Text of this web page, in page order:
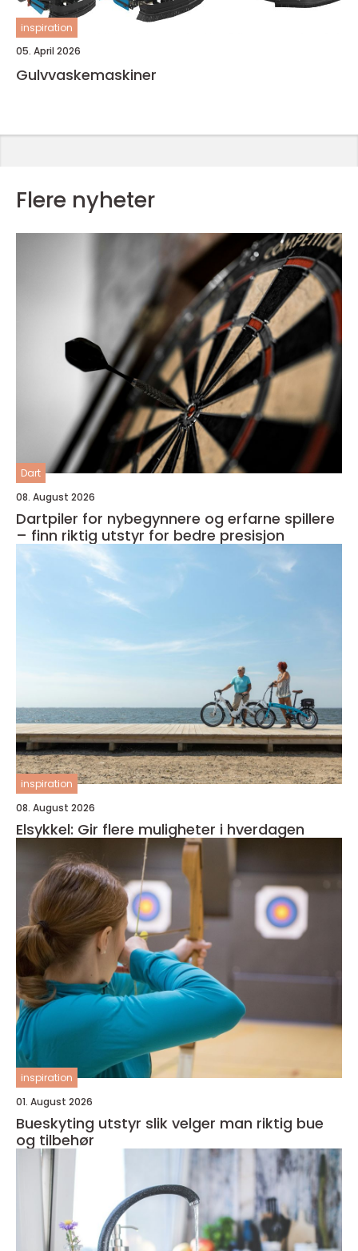
inspiration
05. April 2026
Gulvvaskemaskiner
Flere nyheter
Dart
08. August 2026
Dartpiler for nybegynnere og erfarne spillere
– finn riktig utstyr for bedre presisjon
inspiration
08. August 2026
Elsykkel: Gir flere muligheter i hverdagen
inspiration
01. August 2026
Bueskyting utstyr slik velger man riktig bue
og tilbehør